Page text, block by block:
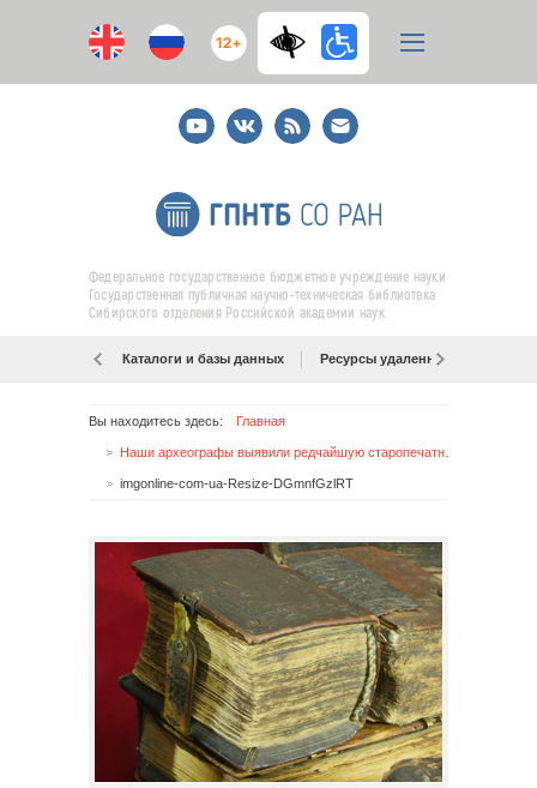
12+
YoutubeВКонтакте
RSS
E-
mail
подписка
Федеральное государственное бюджетное учреждение науки
Государственная публичная научно-техническая библиотека
Сибирского отделения Российской академии наук
Каталоги и базы данных Ресурсы удаленного доступа
Вы находитесь здесь: Главная
imgonline-com-ua-Resize-DGmnfGzlRT